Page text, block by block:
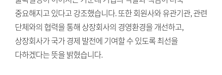
중요해지고 있다고 강조했습니다. 또한 회원사와 유관기관, 관련
단체와의 협력을 통해 상장회사의 경영환경을 개선하고,
상장회사가 국가 경제 발전에 기여할 수 있도록 최선을
다하겠다는 뜻을 밝혔습니다.